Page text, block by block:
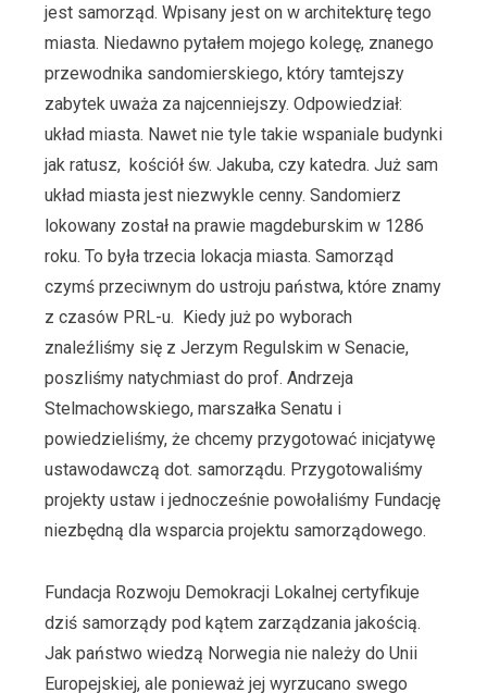
jest samorząd. Wpisany jest on w architekturę tego
miasta. Niedawno pytałem mojego kolegę, znanego
przewodnika sandomierskiego, który tamtejszy
zabytek uważa za najcenniejszy. Odpowiedział:
układ miasta. Nawet nie tyle takie wspaniale budynki
jak ratusz, kościół św. Jakuba, czy katedra. Już sam
układ miasta jest niezwykle cenny. Sandomierz
lokowany został na prawie magdeburskim w 1286
roku. To była trzecia lokacja miasta. Samorząd
czymś przeciwnym do ustroju państwa, które znamy
z czasów PRL-u. Kiedy już po wyborach
znaleźliśmy się z Jerzym Regulskim w Senacie,
poszliśmy natychmiast do prof. Andrzeja
Stelmachowskiego, marszałka Senatu i
powiedzieliśmy, że chcemy przygotować inicjatywę
ustawodawczą dot. samorządu. Przygotowaliśmy
projekty ustaw i jednocześnie powołaliśmy Fundację
niezbędną dla wsparcia projektu samorządowego.
Fundacja Rozwoju Demokracji Lokalnej certyfikuje
dziś samorządy pod kątem zarządzania jakością.
Jak państwo wiedzą Norwegia nie należy do Unii
Europejskiej, ale ponieważ jej wyrzucano swego